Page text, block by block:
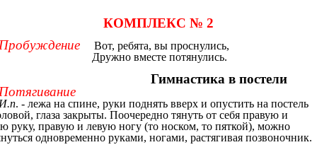
КОМПЛЕКС № 2
Вот, ребята, вы проснулись,
вместе потянулись.
Гимнастика в постели
. - лежа на спине, руки поднять вверх и опустить на постель
глаза закрыты. Поочередно тянуть от себя правую и
руку, правую и левую ногу (то носком, то пяткой), можно
одновременно руками, ногами, растягивая позвоночник.